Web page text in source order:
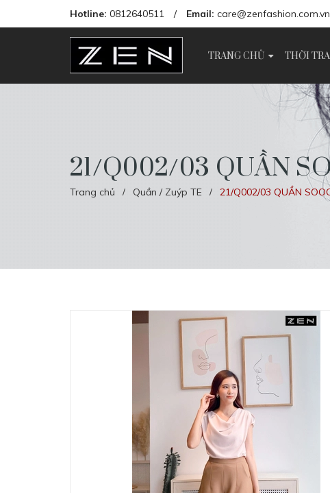
Hotline: 0812640511 / Email: care@zenfashion.com.vn
TRANG CHỦ THỜI
21/Q002/03 QUẦN
Trang chủ / Quần / Zuýp TE / 21/Q002/03 QUẦN